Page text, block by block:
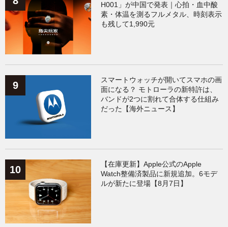
H001」が中国で発表｜心拍・血中酸
素・体温を測るフルメタル、時刻表示
も残して1,990元
スマートウォッチが開いてスマホの画
面になる？ モトローラの新特許は、
バンドが2つに割れて合体する仕組み
だった【海外ニュース】
【在庫更新】Apple公式のApple
Watch整備済製品に新規追加。6モデ
ルが新たに登場【8月7日】